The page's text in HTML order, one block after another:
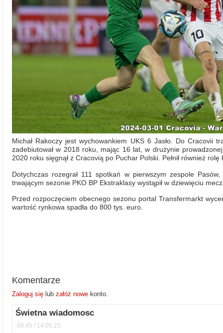
Michał Rakoczy jest wychowankiem UKS 6 Jasło. Do Cracovii
zadebiutował w 2018 roku, mając 16 lat, w drużynie
2020 roku sięgnął z Cracovią po Puchar Polski. Pełnił również rolę
Dotychczas rozegrał 111 spotkań w pierwszym zespole
trwającym sezonie PKO BP Ekstraklasy wystąpił w dziewięciu
Przed rozpoczęciem obecnego sezonu portal Transfermarkt
wartość rynkowa spadła do 800 tys. euro.
Komentarze
Zaloguj się lub załóż nowe konto.
Świetna wiadomosc
09:45 / 14.05.25